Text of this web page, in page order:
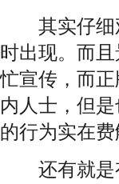
其实仔细观
时出现。而
忙宣传，而
内人士，但
的行为实在费
还有就是有